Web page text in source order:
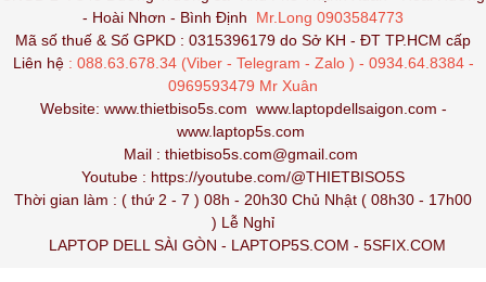
- Hoài Nhơn - Bình Định
Mr.Long 0903584773
Mã số thuế & Số GPKD : 0315396179 do Sở KH - ĐT TP.HCM cấp
Liên hệ : 088.63.678.34 (Viber - Telegram - Zalo ) - 0934.64.8384 -
0969593479 Mr Xuân
Website: www.thietbiso5s.com www.laptopdellsaigon.com -
www.laptop5s.com
Mail : thietbiso5s.com@gmail.com
Youtube : https://youtube.com/@THIETBISO5S
Thời gian làm : ( thứ 2 - 7 ) 08h - 20h30 Chủ Nhật ( 08h30 - 17h00
) Lễ Nghỉ
LAPTOP DELL SÀI GÒN - LAPTOP5S.COM - 5SFIX.COM